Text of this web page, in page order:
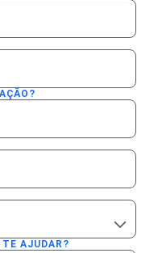
TE AJUDAR?